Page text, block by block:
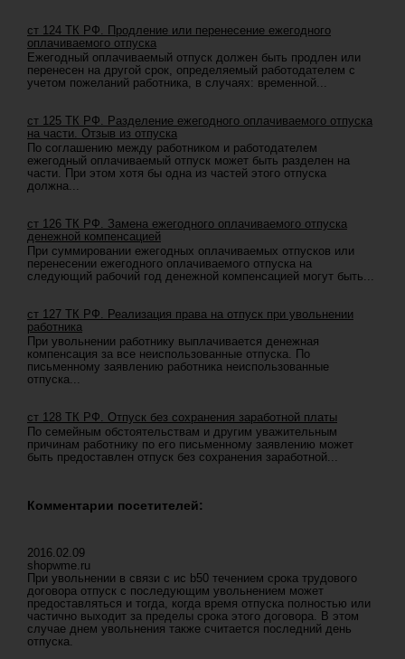
ст 124 ТК РФ. Продление или перенесение ежегодного
оплачиваемого отпуска
Ежегодный оплачиваемый отпуск должен быть продлен или
перенесен на другой срок, определяемый работодателем с
учетом пожеланий работника, в случаях: временной...
ст 125 ТК РФ. Разделение ежегодного оплачиваемого отпуска
на части. Отзыв из отпуска
По соглашению между работником и работодателем
ежегодный оплачиваемый отпуск может быть разделен на
части. При этом хотя бы одна из частей этого отпуска
должна...
ст 126 ТК РФ. Замена ежегодного оплачиваемого отпуска
денежной компенсацией
При суммировании ежегодных оплачиваемых отпусков или
перенесении ежегодного оплачиваемого отпуска на
следующий рабочий год денежной компенсацией могут быть...
ст 127 ТК РФ. Реализация права на отпуск при увольнении
работника
При увольнении работнику выплачивается денежная
компенсация за все неиспользованные отпуска. По
письменному заявлению работника неиспользованные
отпуска...
ст 128 ТК РФ. Отпуск без сохранения заработной платы
По семейным обстоятельствам и другим уважительным
причинам работнику по его письменному заявлению может
быть предоставлен отпуск без сохранения заработной...
Комментарии посетителей:
2016.02.09
shopwme.ru
При увольнении в связи с ис b50 течением срока трудового
договора отпуск с последующим увольнением может
предоставляться и тогда, когда время отпуска полностью или
частично выходит за пределы срока этого договора. В этом
случае днем увольнения также считается последний день
отпуска.